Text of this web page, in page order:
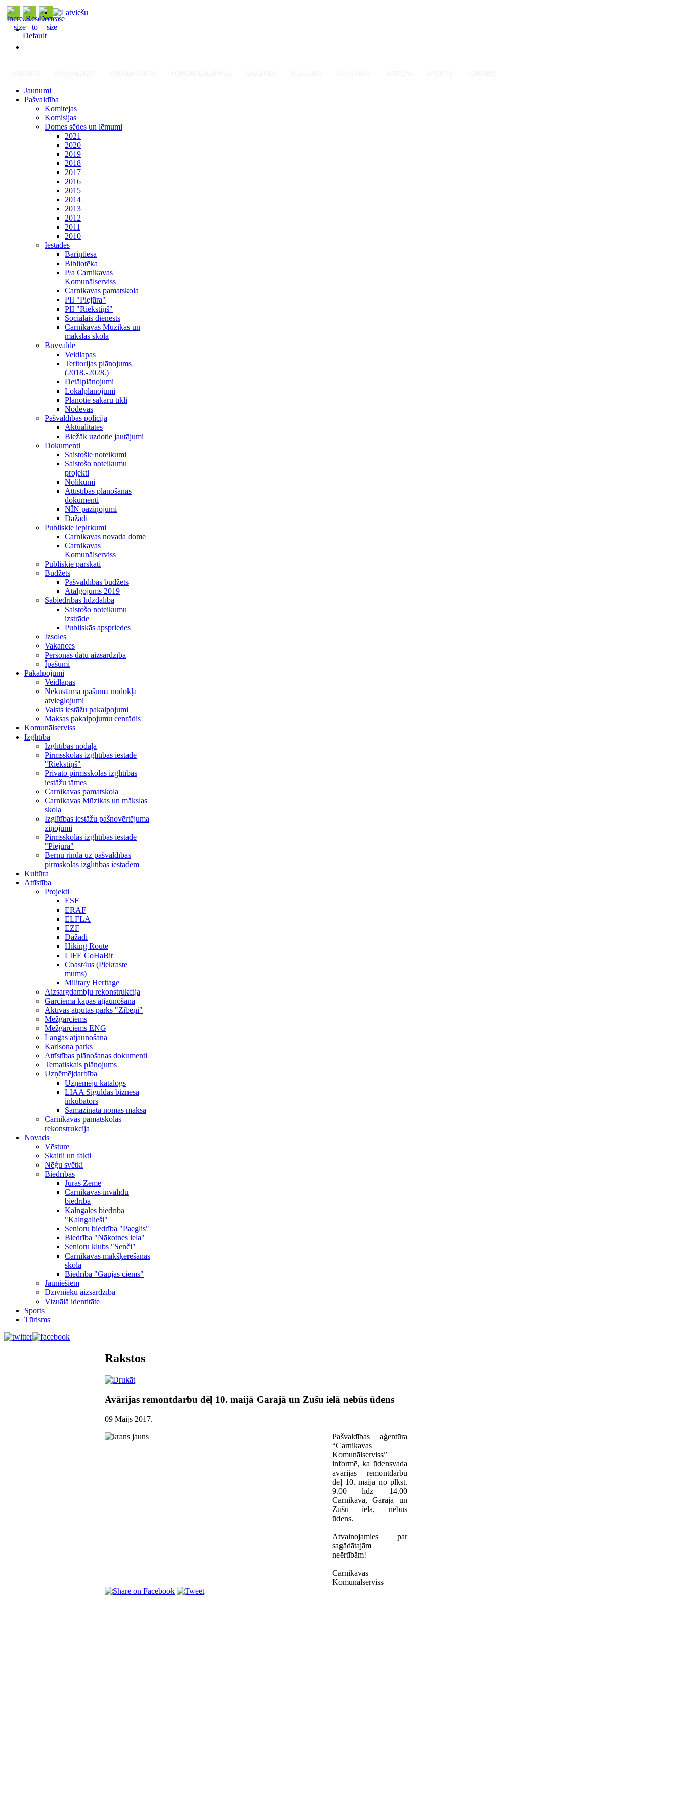
Jaunumi
Pašvaldība
Komitejas
Komisijas
Domes sēdes un lēmumi
2021
2020
2019
2018
2017
2016
2015
2014
2013
2012
2011
2010
Iestādes
Bāriņtiesa
Bibliotēka
P/a Carnikavas
Komunālserviss
Carnikavas pamatskola
PII "Piejūra"
PII "Riekstiņš"
Sociālais dienests
Carnikavas Mūzikas un
mākslas skola
Būvvalde
Veidlapas
Teritorijas plānojums
(2018.-2028.)
Detālplānojumi
Lokālplānojumi
Plānotie sakaru tīkli
Nodevas
Pašvaldības policija
Aktualitātes
Biežāk uzdotie jautājumi
Dokumenti
Saistošie noteikumi
Saistošo noteikumu
projekti
Nolikumi
Attīstības plānošanas
dokumenti
NĪN paziņojumi
Dažādi
Publiskie iepirkumi
Carnikavas novada dome
Carnikavas
Komunālserviss
Publiskie pārskati
Budžets
Pašvaldības budžets
Atalgojums 2019
Sabiedrības līdzdalība
Saistošo noteikumu
izstrāde
Publiskās apspriedes
Izsoles
Vakances
Personas datu aizsardzība
Īpašumi
Pakalpojumi
Veidlapas
Nekustamā īpašuma nodokļa
atvieglojumi
Valsts iestāžu pakalpojumi
Maksas pakalpojumu cenrādis
Komunālserviss
Izglītība
Izglītības nodaļa
Pirmsskolas izglītības iestāde
"Riekstiņš"
Privāto pirmsskolas izglītības
iestāžu tāmes
Carnikavas pamatskola
Carnikavas Mūzikas un mākslas
skola
Izglītības iestāžu pašnovērtējuma
ziņojumi
Pirmsskolas izglītības iestāde
"Piejūra"
Bērnu rinda uz pašvaldības
pirmskolas izglītības iestādēm
Kultūra
Attīstība
Projekti
ESF
ERAF
ELFLA
EZF
Dažādi
Hiking Route
LIFE CoHaBit
Coast4us (Piekraste
mums)
Military Heritage
Aizsargdambju rekonstrukcija
Garciema kāpas atjaunošana
Aktīvās atpūtas parks "Zibeņi"
Mežgarciems
Mežgarciems ENG
Langas atjaunošana
Karlsona parks
Attīstības plānošanas dokumenti
Tematiskais plānojums
Uzņēmējdarbība
Uzņēmēju katalogs
LIAA Siguldas biznesa
inkubators
Samazināta nomas maksa
Carnikavas pamatskolas
rekonstrukcija
Novads
Vēsture
Skaitļi un fakti
Nēģu svētki
Biedrības
Jūras Zeme
Carnikavas invalīdu
biedrība
Kalngales biedrība
"Kalngalieši"
Senioru biedrība "Paeglis"
Biedrība "Nākotnes iela"
Senioru klubs "Senči"
Carnikavas makšķerēšanas
skola
Biedrība "Gaujas ciems"
Jauniešiem
Dzīvnieku aizsardzība
Vizuālā identitāte
Sports
Tūrisms
Rakstos
Avārijas remontdarbu dēļ 10. maijā Garajā un Zušu ielā nebūs ūdens
09 Maijs 2017.
Pašvaldības aģentūra
“Carnikavas
Komunālserviss”
informē, ka ūdensvada
avārijas remontdarbu
dēļ 10. maijā no plkst.
9.00 līdz 14.00
Carnikavā, Garajā un
Zušu ielā, nebūs
ūdens.
Atvainojamies par
sagādātajām
neērtībām!
Carnikavas
Komunālserviss